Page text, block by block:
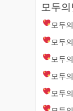
모두
모두
모두
모두
모두
모두